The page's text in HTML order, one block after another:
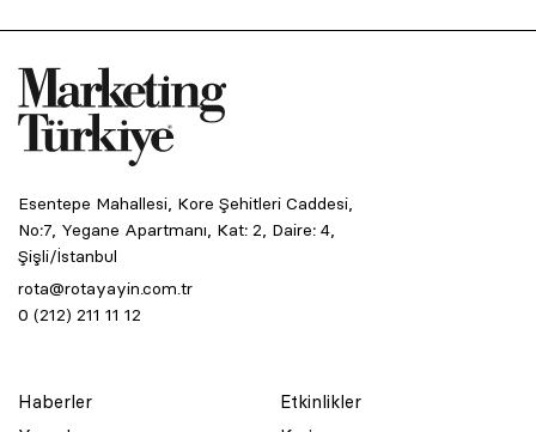
Esentepe Mahallesi, Kore Şehitleri Caddesi,
No:7, Yegane Apartmanı, Kat: 2, Daire: 4,
Şişli/İstanbul
rota@rotayayin.com.tr
0 (212) 211 11 12
Haberler
Etkinlikler